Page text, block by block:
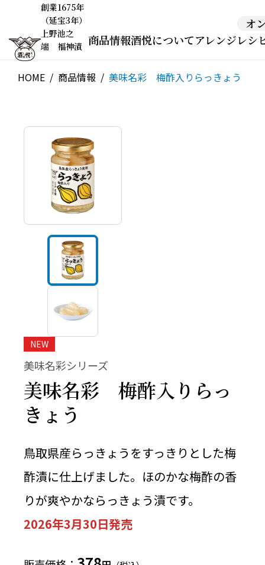
創業1675年
（延宝3年）
上野池之
端 福神漬
オ
商品情報酒悦についてアレンジレシ
HOME 商品情報 美味名彩 梅酢入りらっきょう
NEW
美味名彩シリーズ
美味名彩 梅酢入りらっ
きょう
鳥取県産らっきょうをすっきりとした梅
酢漬に仕上げました。ほのかな梅酢の香
りが爽やかならっきょう漬です。
2026年3月30日発売